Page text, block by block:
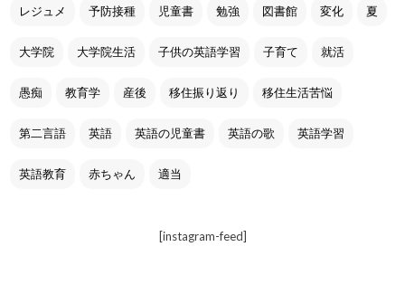
レジュメ 予防接種 児童書 勉強 図書館 変化 夏
大学院 大学院生活 子供の英語学習 子育て 就活
愚痴 教育学 産後 移住振り返り 移住生活苦悩
第二言語 英語 英語の児童書 英語の歌 英語学習
英語教育 赤ちゃん 適当
[instagram-feed]